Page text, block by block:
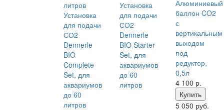
Установка
для подачи
СО2
Dennerle
BIO
Complete
Set, для
аквариумов
до 60
литров
Установка
для подачи
СО2
Dennerle
BIO Starter
Set, для
аквариумов
до 60
литров
Алюминиевый
баллон CO2
с
вертикальным
выходом
под
редуктор,
0,5л
4 100 р.
Купить
5 050 руб.